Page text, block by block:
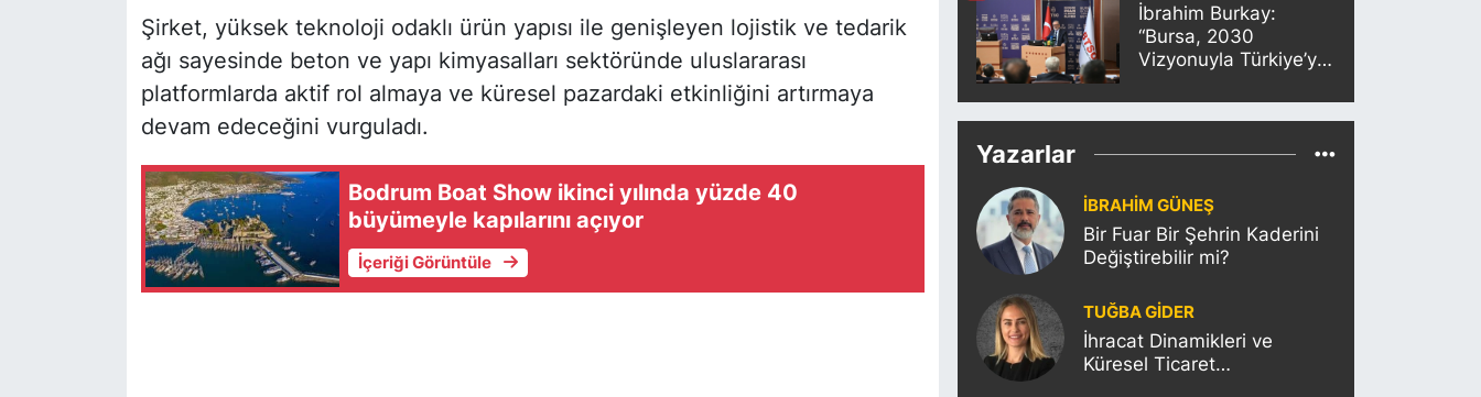
Şirket, yüksek teknoloji odaklı ürün yapısı ile genişleyen lojistik ve tedarik
ağı sayesinde beton ve yapı kimyasalları sektöründe uluslararası
platformlarda aktif rol almaya ve küresel pazardaki etkinliğini artırmaya
devam edeceğini vurguladı.
Bodrum Boat Show ikinci yılında yüzde 40
büyümeyle kapılarını açıyor
İçeriği Görüntüle
İbrahim Burkay:
“Bursa, 2030
Vizyonuyla Türkiye’yi
Edecek”
Yazarlar
İBRAHİM GÜNEŞ
Bir Fuar Bir Şehrin Kaderini
Değiştirebilir mi?
TUĞBA GİDER
İhracat Dinamikleri ve
Küresel Ticaret